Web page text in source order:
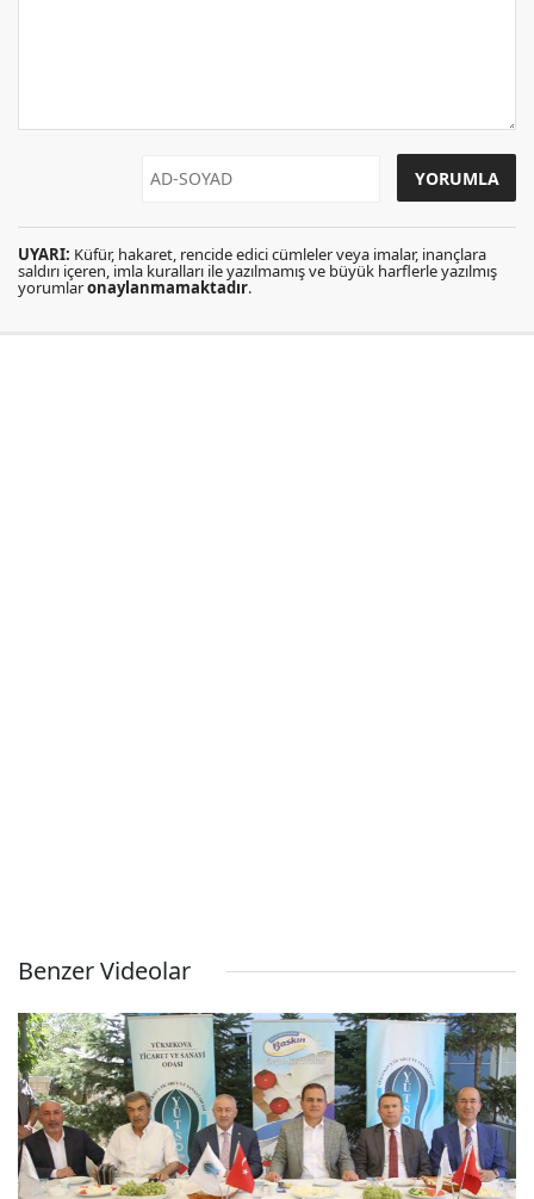
UYARI: Küfür, hakaret, rencide edici cümleler veya imalar, inançlara
saldırı içeren, imla kuralları ile yazılmamış ve büyük harflerle yazılmış
yorumlaronaylanmamaktadır.
Benzer Videolar